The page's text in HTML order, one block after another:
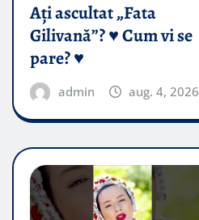
Ați ascultat „Fata
Gilivană”? ♥️ Cum vi se
pare? ♥️
admin aug. 4, 2026